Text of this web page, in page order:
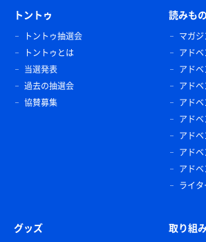
トントゥ
トントゥ抽選会
トントゥとは
当選発表
過去の抽選会
協賛募集
読みもの
マガジ
アド
アド
アド
アド
アド
アド
アド
アド
ライ
グッズ 取り組